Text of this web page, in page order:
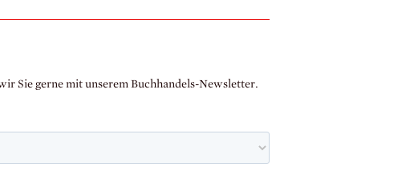
Sie gerne mit unserem Buchhandels-Newsletter.